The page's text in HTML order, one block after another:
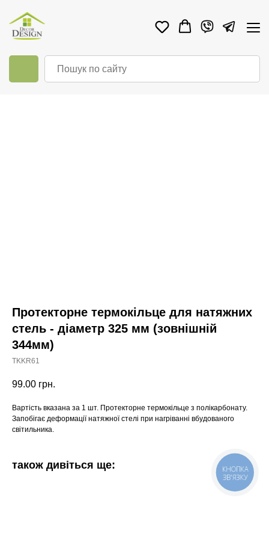
Протекторне термокільце для натяжних
стель - діаметр 325 мм (зовнішній
344мм)
TKKR61
99.00 грн.
Вартість вказана за 1 шт. Протекторне термокільце з полікарбонату.
Запобігає деформації натяжної стелі при нагріванні вбудованого
світильника.
також дивіться ще: КНОПКА
ЗВ'ЯЗКУ